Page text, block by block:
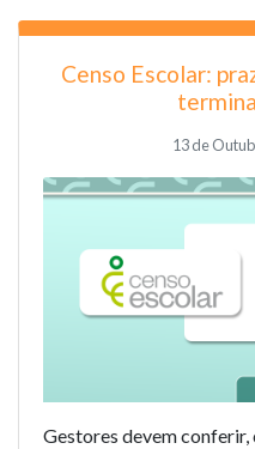
Censo Escolar:
13 de
Gestores devem